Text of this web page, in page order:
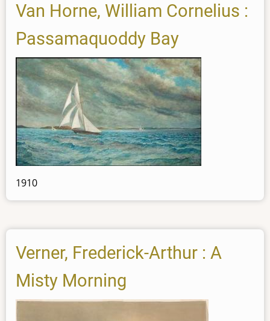
Van Horne, William Cornelius :
Passamaquoddy Bay
1910
Verner, Frederick-Arthur : A
Misty Morning